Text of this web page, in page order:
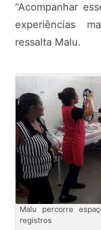
“Acompanhar
experiências
ressalta Malu.
Malu percorre
registros